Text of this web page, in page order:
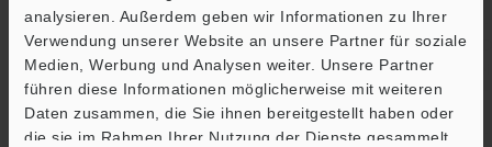
analysieren. Außerdem geben wir Informationen zu Ihrer
Verwendung unserer Website an unsere Partner für soziale
Medien, Werbung und Analysen weiter. Unsere Partner
führen diese Informationen möglicherweise mit weiteren
Daten zusammen, die Sie ihnen bereitgestellt haben oder
die sie im Rahmen Ihrer Nutzung der Dienste gesammelt
Vibrationsfestigkeit
10 bis 55 Hz,
Stunden
Gewicht ca. 235 g
Support